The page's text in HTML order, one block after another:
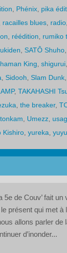
Phénix pika
racailles blues radio
réédition rumiko
,SATÔ Shuho
King ,shigurui
,Sidooh ,Slam Dunk
,TAKAHASHI
,the breaker,
,tonkam Umezz
Kishiro ,yureka ,
5e de Couv’ fait un
présent qui met à
allons parler de
d’inonder...